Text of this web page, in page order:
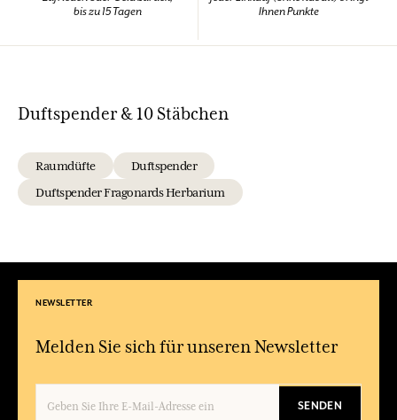
bis zu 15 Tagen
Ihnen Punkte
Duftspender & 10 Stäbchen
Raumdüfte
Duftspender
Duftspender Fragonards Herbarium
NEWSLETTER
Melden Sie sich für unseren Newsletter
SENDEN